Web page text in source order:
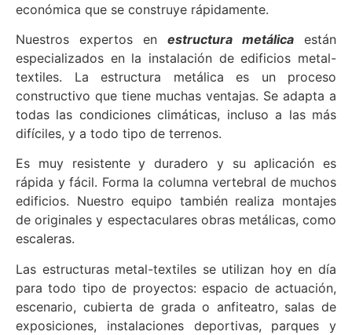
económica que se construye rápidamente.
Nuestros expertos en estructura metálica están
especializados en la instalación de edificios metal-
textiles. La estructura metálica es un proceso
constructivo que tiene muchas ventajas. Se adapta a
todas las condiciones climáticas, incluso a las más
difíciles, y a todo tipo de terrenos.
Es muy resistente y duradero y su aplicación es
rápida y fácil. Forma la columna vertebral de muchos
edificios. Nuestro equipo también realiza montajes
de originales y espectaculares obras metálicas, como
escaleras.
Las estructuras metal-textiles se utilizan hoy en día
para todo tipo de proyectos: espacio de actuación,
escenario, cubierta de grada o anfiteatro, salas de
exposiciones, instalaciones deportivas, parques y